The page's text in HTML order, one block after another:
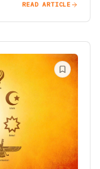
READ ARTICLE